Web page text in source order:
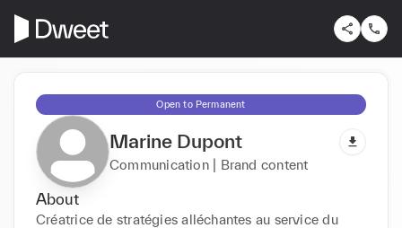
Open to Permanent
Marine Dupont
Communication | Brand content
About
Créatrice de stratégies alléchantes au service du